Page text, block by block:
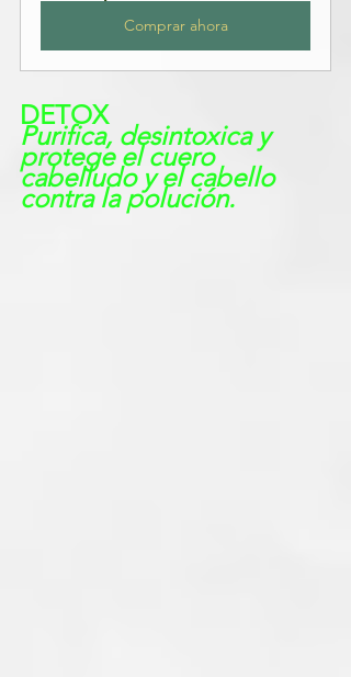
Comprar ahora
DETOX
Purifica, desintoxica y
protege el cuero
cabelludo y el cabello
contra la polución.